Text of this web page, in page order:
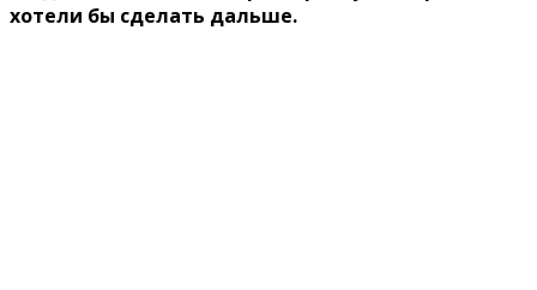
хотели бы сделать дальше.